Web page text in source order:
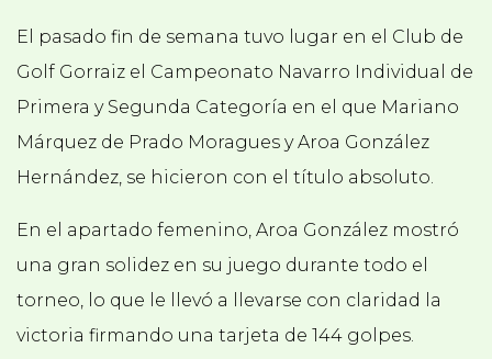
El pasado fin de semana tuvo lugar en el Club de
Golf Gorraiz el Campeonato Navarro Individual de
Primera y Segunda Categoría en el que Mariano
Márquez de Prado Moragues y Aroa González
Hernández, se hicieron con el título absoluto.
En el apartado femenino, Aroa González mostró
una gran solidez en su juego durante todo el
torneo, lo que le llevó a llevarse con claridad la
victoria firmando una tarjeta de 144 golpes.